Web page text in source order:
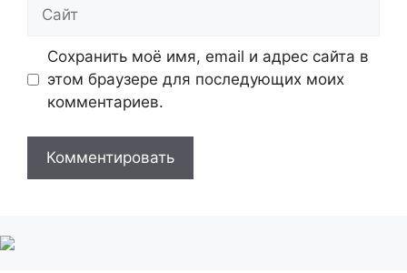
Сохранить моё имя, email и адрес сайта в
этом браузере для последующих моих
комментариев.